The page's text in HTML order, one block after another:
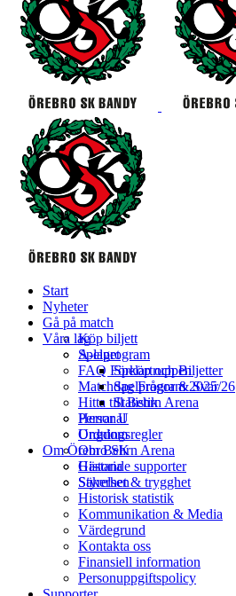
Start
Nyheter
Gå på match
Köp biljett
Spelprogram
FAQ Förköp och Biljetter
Matchdag Frågor & Svar
Hitta till Behrn Arena
Personal
Ordningsregler
Om Behrn Arena
Gästande supporter
Säkerhet & trygghet
Våra lag
A-laget
Spelartruppen
Spelprogram 2025/26
Statistik
Herrar U
Ungdom
Om Örebro SK
Historia
Styrelsen
Historisk statistik
Kommunikation & Media
Värdegrund
Kontakta oss
Finansiell information
Personuppgiftspolicy